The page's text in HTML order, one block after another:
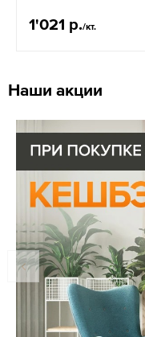
1'021 р./кт.
Наши акции